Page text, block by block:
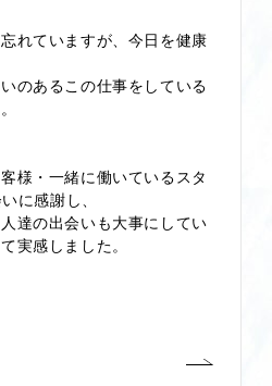
れていますが、今日を健康
のあるこの仕事をしている
様・一緒に働いているスタ
に感謝し、
達の出会いも大事にしてい
実感しました。